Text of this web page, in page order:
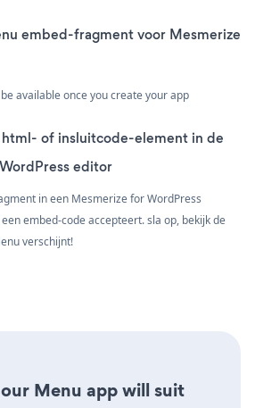
embed-fragment voor Mesmerize
available once you create your app
html- of insluitcode-element in de
editor
in een Mesmerize for WordPress
embed-code accepteert. sla op, bekijk de
verschijnt!
Menu app will suit